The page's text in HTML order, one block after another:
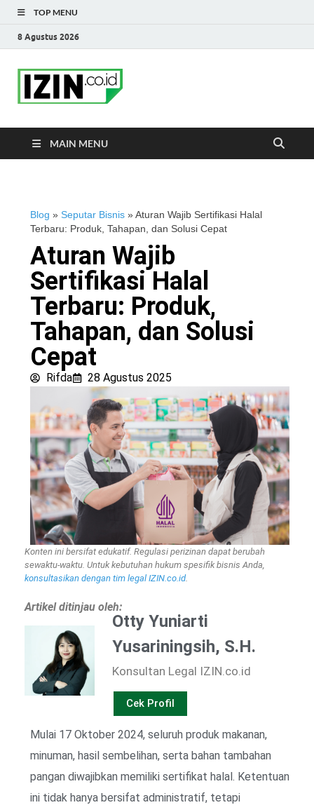
TOP MENU
8 Agustus 2026
MAIN MENU
Blog » Seputar Bisnis » Aturan Wajib Sertifikasi Halal
Terbaru: Produk, Tahapan, dan Solusi Cepat
Aturan Wajib
Sertifikasi Halal
Terbaru: Produk,
Tahapan, dan Solusi
Cepat
Rifda 28 Agustus 2025
Konten ini bersifat edukatif. Regulasi perizinan dapat berubah
sewaktu-waktu. Untuk kebutuhan hukum spesifik bisnis Anda,
konsultasikan dengan tim legal IZIN.co.id.
Artikel ditinjau oleh:
Otty Yuniarti
Yusariningsih, S.H.
Konsultan Legal IZIN.co.id
Cek Profil
Mulai 17 Oktober 2024, seluruh produk makanan,
minuman, hasil sembelihan, serta bahan tambahan
pangan diwajibkan memiliki sertifikat halal. Ketentuan
ini tidak hanya bersifat administratif, tetapi